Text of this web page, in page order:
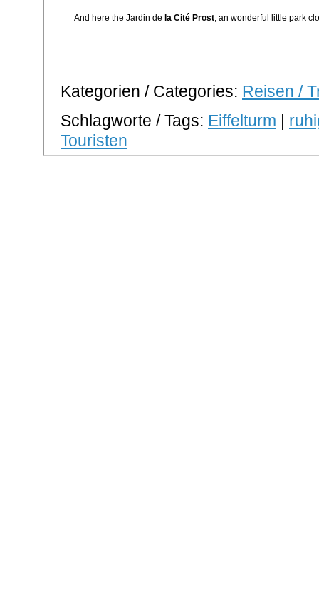
And here the Jardin de la Cité Prost, an wonderful little park
Kategorien / Categories: Reisen /
Schlagworte / Tags: Eiffelturm |
Touristen